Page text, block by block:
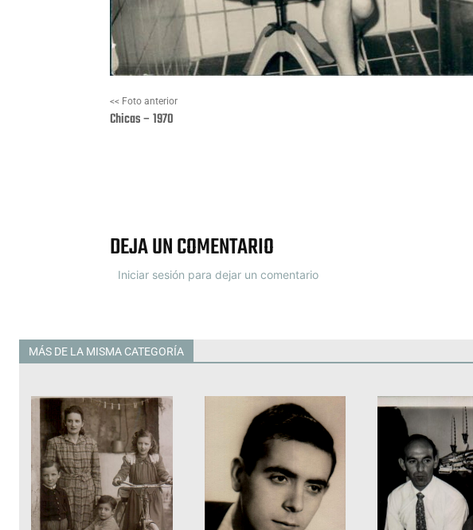
<< Foto anterior
Chicas – 1970
DEJA UN COMENTARIO
Iniciar sesión para dejar un comentario
MÁS DE LA MISMA CATEGORÍA